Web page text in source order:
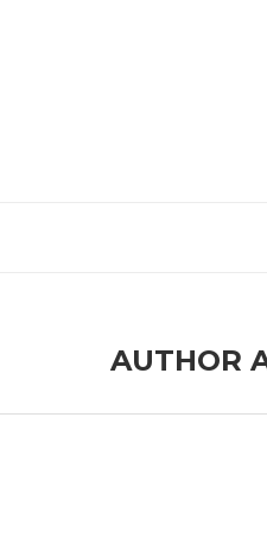
AUTHOR